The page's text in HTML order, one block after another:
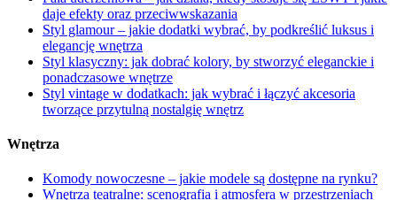
daje efekty oraz przeciwwskazania
Styl glamour – jakie dodatki wybrać, by podkreślić luksus i
elegancję wnętrza
Styl klasyczny: jak dobrać kolory, by stworzyć eleganckie i
ponadczasowe wnętrze
Styl vintage w dodatkach: jak wybrać i łączyć akcesoria
tworzące przytulną nostalgię wnętrz
Wnętrza
Komody nowoczesne – jakie modele są dostępne na rynku?
Wnętrza teatralne: scenografia i atmosfera w przestrzeniach